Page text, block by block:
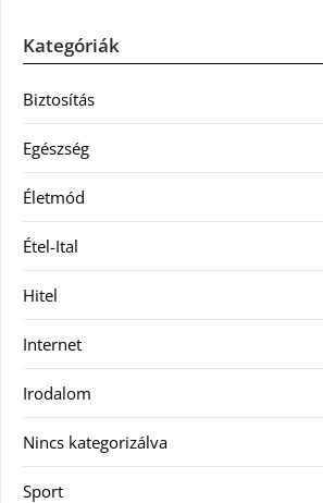
Kategóriák
Biztosítás
Egészség
Életmód
Étel-Ital
Hitel
Internet
Irodalom
Nincs kategorizálva
Sport